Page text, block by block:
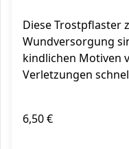
Diese Trostpflaster
Wundversorgung
kindlichen Motiven
Verletzungen
6,50 €